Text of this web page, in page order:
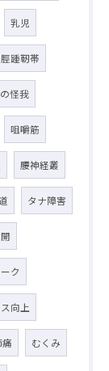
乳児
脛踵靭帯
怪我
咀嚼筋
腰神経叢
タナ障害
ク
向上
むくみ